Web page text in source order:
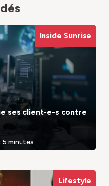
Inside Sunrise
ses client-e-s contre
5 minutes
Lifestyle